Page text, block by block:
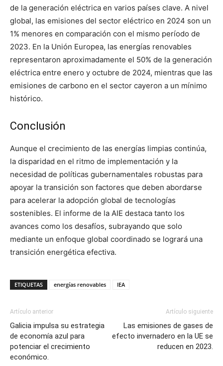
de la generación eléctrica en varios países clave. A nivel
global, las emisiones del sector eléctrico en 2024 son un
1% menores en comparación con el mismo período de
2023. En la Unión Europea, las energías renovables
representaron aproximadamente el 50% de la generación
eléctrica entre enero y octubre de 2024, mientras que las
emisiones de carbono en el sector cayeron a un mínimo
histórico.
Conclusión
Aunque el crecimiento de las energías limpias continúa,
la disparidad en el ritmo de implementación y la
necesidad de políticas gubernamentales robustas para
apoyar la transición son factores que deben abordarse
para acelerar la adopción global de tecnologías
sostenibles. El informe de la AIE destaca tanto los
avances como los desafíos, subrayando que solo
mediante un enfoque global coordinado se logrará una
transición energética efectiva.
ETIQUETAS energías renovables IEA
Artículo anterior
Galicia impulsa su estrategia
de economía azul para
potenciar el crecimiento
económico.
Artículo siguiente
Las emisiones de gases de
efecto invernadero en la UE se
reducen en 2023.